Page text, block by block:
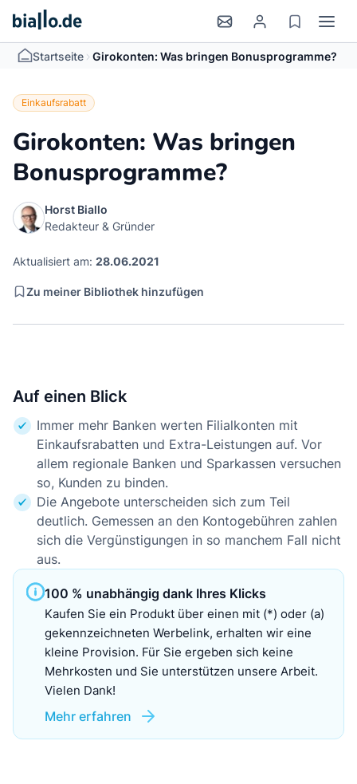
Startseite > Girokonten: Was bringen Bonusprogramme?
Einkaufsrabatt
Girokonten: Was bringen
Bonusprogramme?
Horst Biallo
Redakteur & Gründer
Aktualisiert am: 28.06.2021
Zu meiner Bibliothek hinzufügen
Auf einen Blick
Immer mehr Banken werten Filialkonten mit
Einkaufsrabatten und Extra-Leistungen auf. Vor
allem regionale Banken und Sparkassen versuchen
so, Kunden zu binden.
Die Angebote unterscheiden sich zum Teil
deutlich. Gemessen an den Kontogebühren zahlen
sich die Vergünstigungen in so manchem Fall nicht
aus.
100 % unabhängig dank Ihres Klicks
Kaufen Sie ein Produkt über einen mit (*) oder (a)
gekennzeichneten Werbelink, erhalten wir eine
kleine Provision. Für Sie ergeben sich keine
Mehrkosten und Sie unterstützen unsere Arbeit.
Vielen Dank!
Mehr erfahren